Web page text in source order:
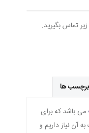
تماس بگیرید.
برچسب ها
می باشد که برای
آن نیاز داریم و